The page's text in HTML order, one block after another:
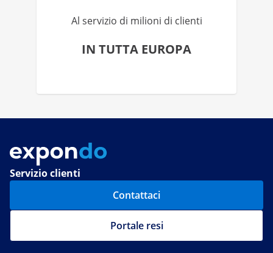
Al servizio di milioni di clienti
IN TUTTA EUROPA
Servizio clienti
Contattaci
Portale resi